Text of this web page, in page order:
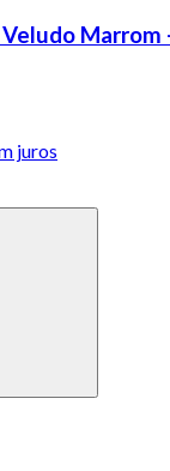
juros